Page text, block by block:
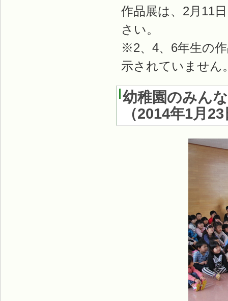
作品展は、2月11
さい。
※2、4、6年生の
示されていません
幼稚園のみん
（2014年1月23